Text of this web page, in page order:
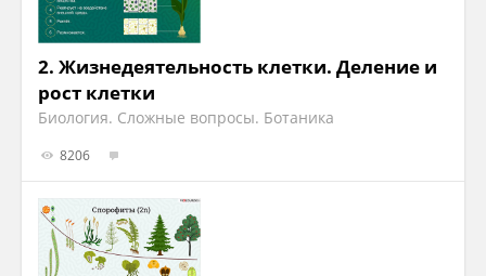
2. Жизнедеятельность клетки. Деление и
рост клетки
Биология. Сложные вопросы. Ботаника
8206